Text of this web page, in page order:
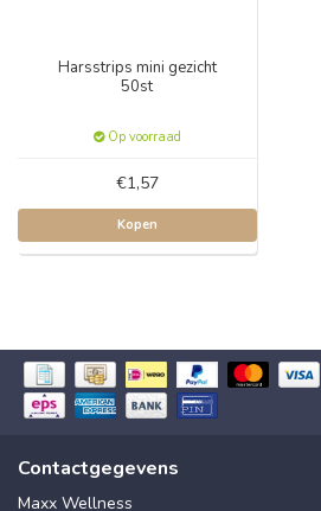
Harsstrips mini gezicht
50st
Op voorraad
€1,57
Kopen
Contactgegevens
Maxx Wellness